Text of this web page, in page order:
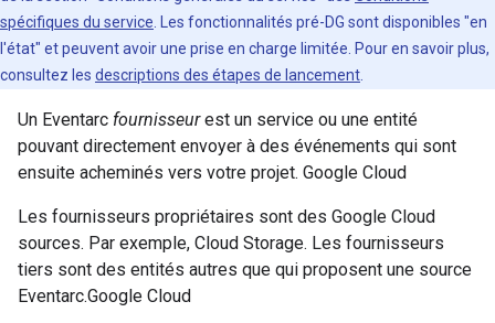
spécifiques du service . Les fonctionnalités pré-DG sont disponibles "en
l'état" et peuvent avoir une prise en charge limitée. Pour en savoir plus,
consultez les descriptions des étapes de lancement
Un Eventarc fournisseurest un service ou une entité
pouvant directement envoyer à des événements qui sont
ensuite acheminés vers votre projet. Google Cloud
Les fournisseurs propriétaires sont des Google Cloud
sources. Par exemple, Cloud Storage. Les fournisseurs
tiers sont des entités autres que qui proposent une source
Eventarc.Google Cloud